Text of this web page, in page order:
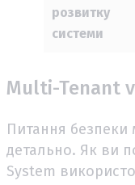
розвитку
системи
Multi-Tenant
Питання безпеки
детально. Як ви
System